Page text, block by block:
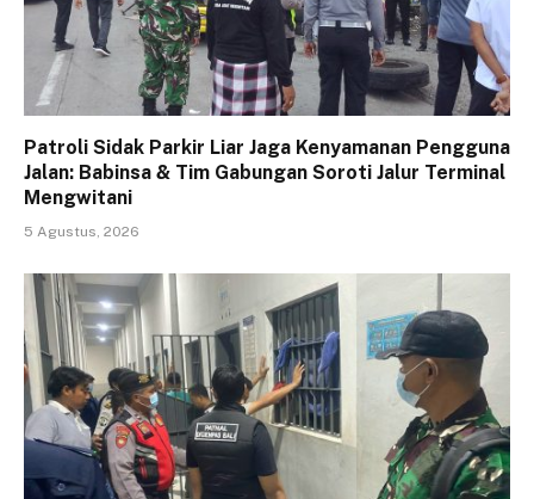
Patroli Sidak Parkir Liar Jaga Kenyamanan Pengguna
Jalan: Babinsa & Tim Gabungan Soroti Jalur Terminal
Mengwitani
5 Agustus, 2026